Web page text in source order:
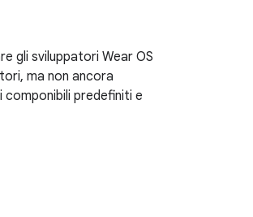
gli sviluppatori Wear OS
ma non ancora
predefiniti e